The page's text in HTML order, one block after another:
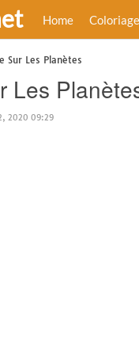
Home Coloriage
Sur Les Planètes
Les
2020 09:29